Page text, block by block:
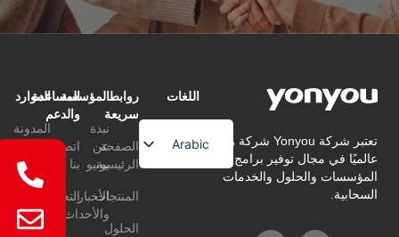
تعتبر شركة Yonyou شركة رائدة
عالميًا في مجال توفير برامج إدارة
المؤسسات والحلول والخدمات
السحابية.
اللغات
Arabic
English
روابط
سريعة
الصفحة
الرئيسية
المنتجات
الحلول
المؤسسة
نبذة
عن
يونيو
الأخبار
والأحداث
المساعدة
والدعم
اتصل
بنا
التعليمات
الموارد
المدونة
التعليمات